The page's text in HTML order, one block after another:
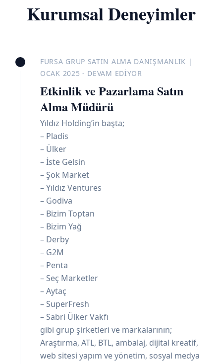
Kurumsal Deneyimler
FURSA GRUP SATIN ALMA DANIŞMANLIK |
OCAK 2025 - DEVAM EDIYOR
Etkinlik ve Pazarlama Satın
Alma Müdürü
Yıldız Holding’in başta;
– Pladis
– Ülker
– İste Gelsin
– Şok Market
– Yıldız Ventures
– Godiva
– Bizim Toptan
– Bizim Yağ
– Derby
– G2M
– Penta
– Seç Marketler
– Aytaç
– SuperFresh
– Sabri Ülker Vakfı
gibi grup şirketleri ve markalarının;
Araştırma, ATL, BTL, ambalaj, dijital kreatif,
web sitesi yapım ve yönetim, sosyal medya